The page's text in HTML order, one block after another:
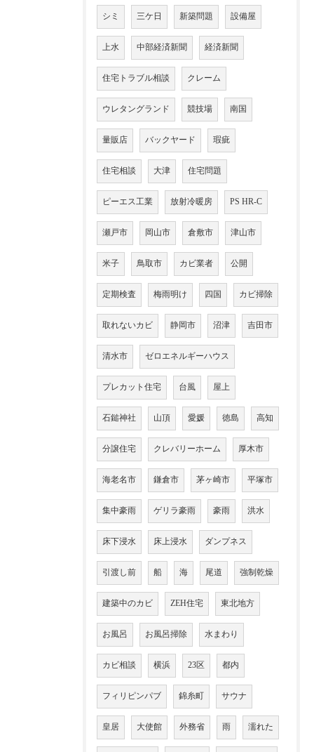
シミ 三ケ日 新築問題 設備屋
上水 中部経済新聞 経済新聞
住宅トラブル相談 クレーム
ウレタングランド 競技場 南国
量販店 バックヤード 瑕疵
住宅相談 大津 住宅問題
ピーエス工業 放射冷暖房 PS HR-C
瀬戸市 岡山市 倉敷市 津山市
米子 鳥取市 カビ業者 公開
定期検査 梅雨明け 四国 カビ掃除
取れないカビ 静岡市 沼津 吉田市
清水市 ゼロエネルギーハウス
プレカット住宅 台風 屋上
石鎚神社 山頂 愛媛 徳島 高知
分譲住宅 クレバリーホーム 厚木市
海老名市 鎌倉市 茅ヶ崎市 平塚市
集中豪雨 ゲリラ豪雨 豪雨 洪水
床下浸水 床上浸水 ダンプネス
引渡し前 船 海 尾道 強制乾燥
建築中のカビ ZEH住宅 東北地方
お風呂 お風呂掃除 水まわり
カビ相談 横浜 23区 都内
フィリピンパブ 錦糸町 サウナ
皇居 大使館 外務省 雨 濡れた